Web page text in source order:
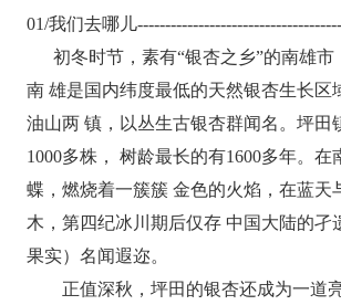
01/我们去哪儿
初冬时节，素有“银杏之乡”的南雄市
南 雄是国内纬度最低的天然银杏生长
油山两 镇，以丛生古银杏群闻名。坪田
1000多株， 树龄最长的有1600多年。
蝶，燃烧着一簇簇 金色的火焰，在蓝
木，第四纪冰川期后仅存 中国大陆的
果实）名闻遐迩。
正值深秋，坪田的银杏还成为一道亮